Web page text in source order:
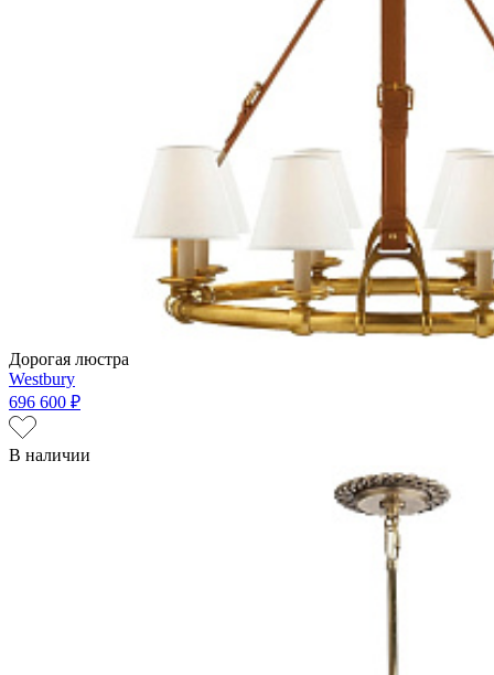
Дорогая люстра
Westbury
696 600 ₽
В наличии